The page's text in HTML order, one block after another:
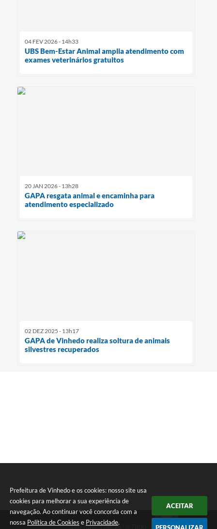
Prefeitura de Vinhedo e os cookies: nosso site usa
cookies para melhorar a sua experiência de
navegação. Ao continuar você concorda com a
nossa Política de Cookies e Privacidade.
ACEITAR
04 FEV 2026 - 14h33
UBS Bem-Estar Animal amplia atendimento com
exames veterinários gratuitos
20 JAN 2026 - 13h28
GAPA resgata animal e encaminha para
atendimento especializado
02 DEZ 2025 - 13h17
GAPA de Vinhedo realiza soltura de animais
silvestres recuperados
Telefone: (19) 3826-7800